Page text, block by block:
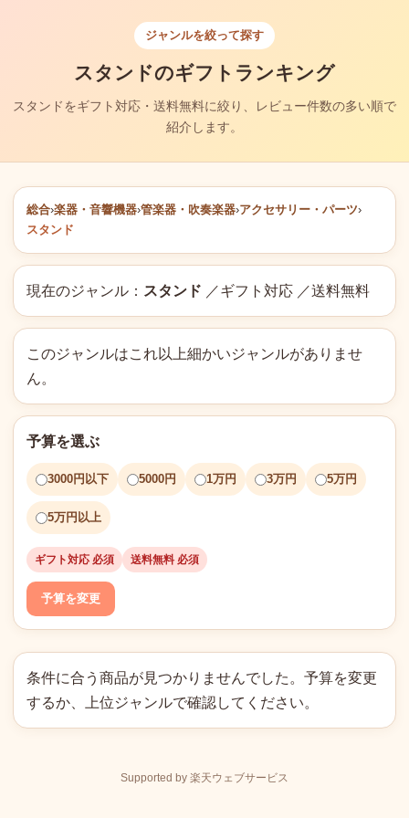
ジャンルを絞って探す
スタンドのギフトランキング
スタンドをギフト対応・送料無料に絞り、レビュー件数の多い順で
紹介します。
総合›楽器・音響機器›管楽器・吹奏楽器›アクセサリー・パーツ›
スタンド
現在のジャンル： スタンド ／ギフト対応 ／送料無料
このジャンルはこれ以上細かいジャンルがありませ
ん。
予算を選ぶ
3000円以下 5000円 1万円 3万円 5万円
5万円以上
ギフト対応 必須 送料無料 必須
予算を変更
条件に合う商品が見つかりませんでした。予算を変更
するか、上位ジャンルで確認してください。
Supported by 楽天ウェブサービス